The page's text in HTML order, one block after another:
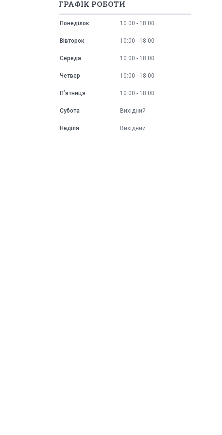
ГРАФІК РОБОТИ
Понеділок 10:00 18:00
Вівторок 10:00 18:00
Середа 10:00 18:00
Четвер 10:00 18:00
Пʼятниця 10:00 18:00
Субота Вихідний
Неділя Вихідний